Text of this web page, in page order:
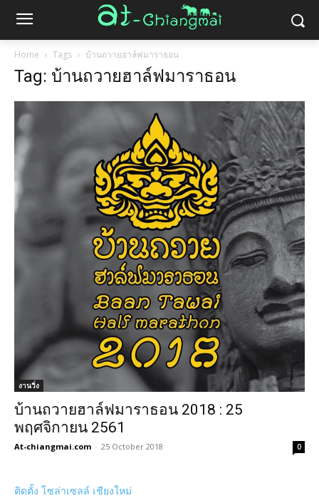
Home Tags บ้านถวายฮาล์ฟมาราธอน
Tag: บ้านถวายฮาล์ฟมาราธอน
งานวิ่ง
บ้านถวายฮาล์ฟมาราธอน 2018 : 25
พฤศจิกายน 2561
At-chiangmai.com - 25 October 2018 0
ติดตั้ง โซล่าเซลล์ เชียงใหม่